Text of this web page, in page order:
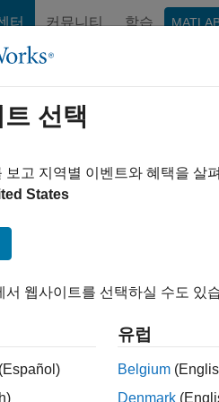
터 커뮤니티 학습
설치 및 라이
시스템 관리자인 경
선택
보고 지역별 이벤트와 혜택을 살
States
서 웹사이트를 선택하실 수도 있
(Español)
유럽
Belgium
Denmark